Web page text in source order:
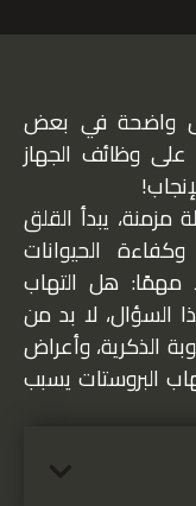
واضحة في بعض
على وظائف الجهاز
مزمنة، يبدأ القلق
الحيوانات
مهمًا: هل التهاب
السؤال، لا بد من
الذكرية، وأعراض
البروستات يسبب